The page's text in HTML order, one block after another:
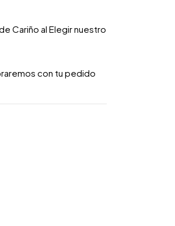
Cariño al Elegir nuestro
con tu pedido